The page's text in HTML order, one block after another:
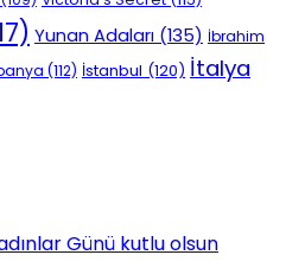
Yunan Adaları (135) İbrahim
(112) İstanbul (120) İtalya